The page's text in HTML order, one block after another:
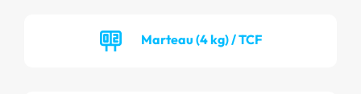
Marteau (4 kg) / TCF